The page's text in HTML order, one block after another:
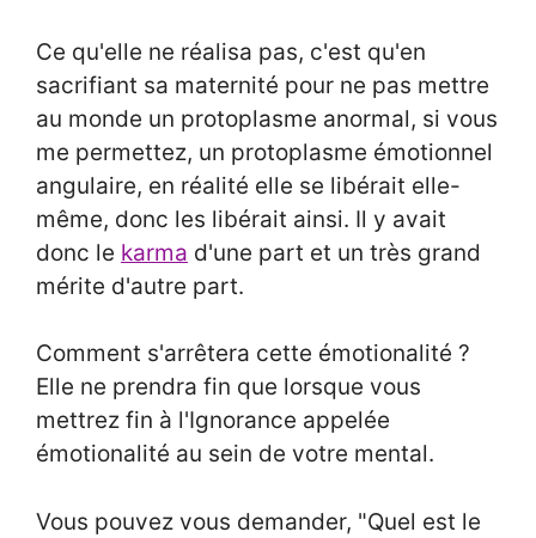
Ce qu'elle ne réalisa pas, c'est qu'en
sacrifiant sa maternité pour ne pas mettre
au monde un protoplasme anormal, si vous
me permettez, un protoplasme émotionnel
angulaire, en réalité elle se libérait elle-
même, donc les libérait ainsi. Il y avait
donc le karma d'une part et un très grand
mérite d'autre part.
Comment s'arrêtera cette émotionalité ?
Elle ne prendra fin que lorsque vous
mettrez fin à l'Ignorance appelée
émotionalité au sein de votre mental.
Vous pouvez vous demander, "Quel est le